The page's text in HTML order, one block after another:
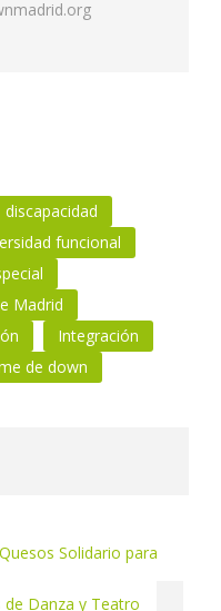
discapacidad
funcional
Madrid
Integración
de down
Solidario para
de Danza y Teatro